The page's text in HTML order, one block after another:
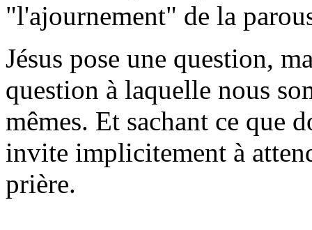
"l'ajournement" de la
Jésus pose une question,
question à laquelle nous
mêmes. Et sachant ce que
invite implicitement à
prière.